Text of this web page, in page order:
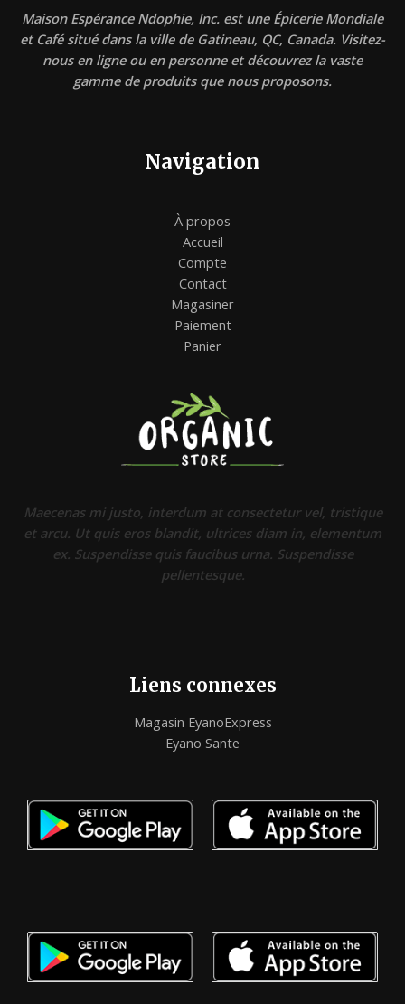
Maison Espérance Ndophie, Inc. est une Épicerie Mondiale
et Café situé dans la ville de Gatineau, QC, Canada. Visitez-
nous en ligne ou en personne et découvrez la vaste
gamme de produits que nous proposons.
Navigation
À propos
Accueil
Compte
Contact
Magasiner
Paiement
Panier
Maecenas mi justo, interdum at consectetur vel, tristique
et arcu. Ut quis eros blandit, ultrices diam in, elementum
ex. Suspendisse quis faucibus urna. Suspendisse
pellentesque.
Liens connexes
Magasin EyanoExpress
Eyano Sante